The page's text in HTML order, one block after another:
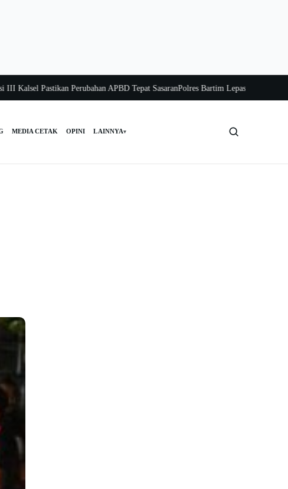
Pastikan Perubahan APBD Tepat SasaranPolres Bartim Lepas Bakti Sosial untuk
MEDIA CETAK OPINI LAINNYA▾